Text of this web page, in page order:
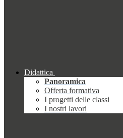
Didattica
Panoramica
Offerta formativa
I progetti delle classi
I nostri lavori